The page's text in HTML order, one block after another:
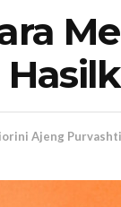
Ajeng Purvashti